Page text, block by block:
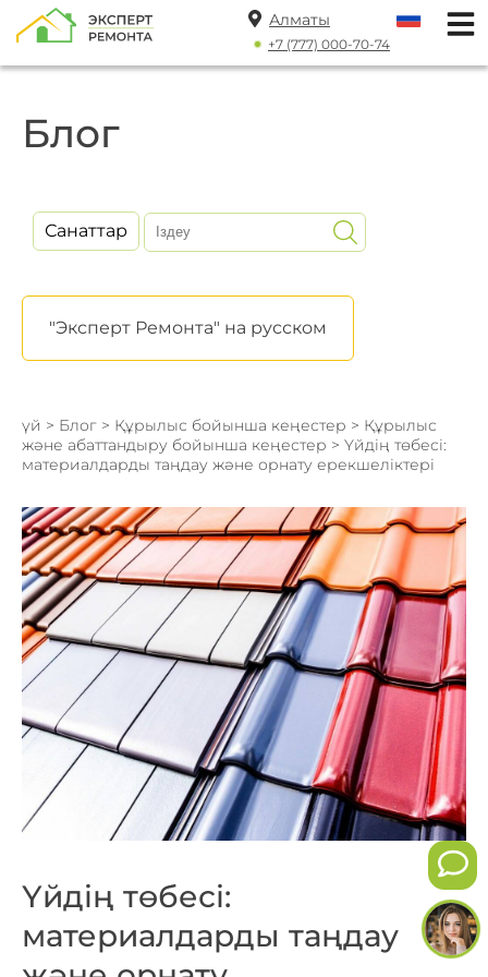
Алматы
+7 (777) 000-70-74
Блог
Санаттар
"Эксперт Ремонта" на русском
үй > Блог > Құрылыс бойынша кеңестер > Құрылыс
және абаттандыру бойынша кеңестер > Үйдің төбесі:
материалдарды таңдау және орнату ерекшеліктері
Үйдің төбесі:
материалдарды таңдау